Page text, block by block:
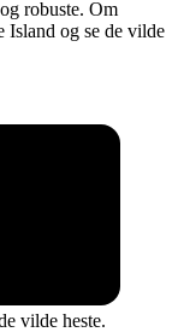
robuste. Om
Island og se de vilde
vilde heste.